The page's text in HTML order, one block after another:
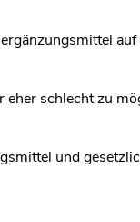
schlecht zu
und